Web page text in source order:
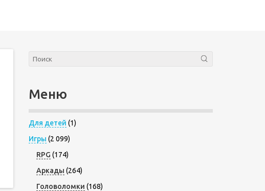
Меню
Для детей (1)
Игры (2 099)
RPG (174)
Аркады (264)
Головоломки (168)